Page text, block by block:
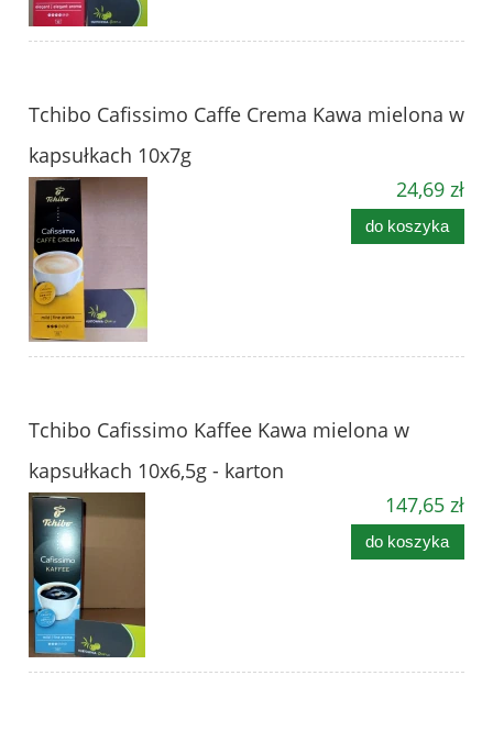
Tchibo Cafissimo Caffe Crema Kawa mielona w
kapsułkach 10x7g
24,69 zł
do koszyka
Tchibo Cafissimo Kaffee Kawa mielona w
kapsułkach 10x6,5g - karton
147,65 zł
do koszyka